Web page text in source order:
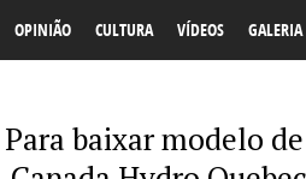
OPINIÃO CULTURA VÍDEOS GALERIA
Para baixar modelo